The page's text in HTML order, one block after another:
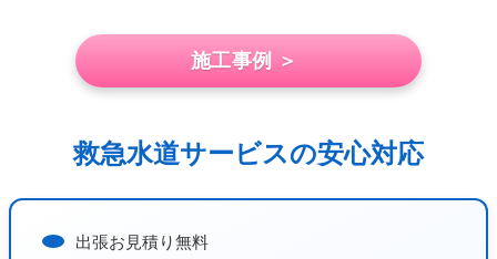
施工事例 ＞
救急水道サービスの安心対応
出張お見積り無料